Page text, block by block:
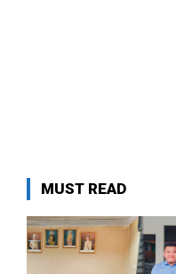
MUST READ